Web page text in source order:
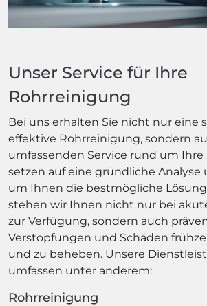
Unser Service für Ihre
Rohrreinigung
Bei uns erhalten Sie nicht nur eine
effektive Rohrreinigung, sondern
umfassenden Service rund um Ihre
setzen auf eine gründliche Analyse
um Ihnen die bestmögliche
stehen wir Ihnen nicht nur bei
zur Verfügung, sondern auch
Verstopfungen und Schäden
und zu beheben. Unsere
umfassen unter anderem:
Rohrreinigung